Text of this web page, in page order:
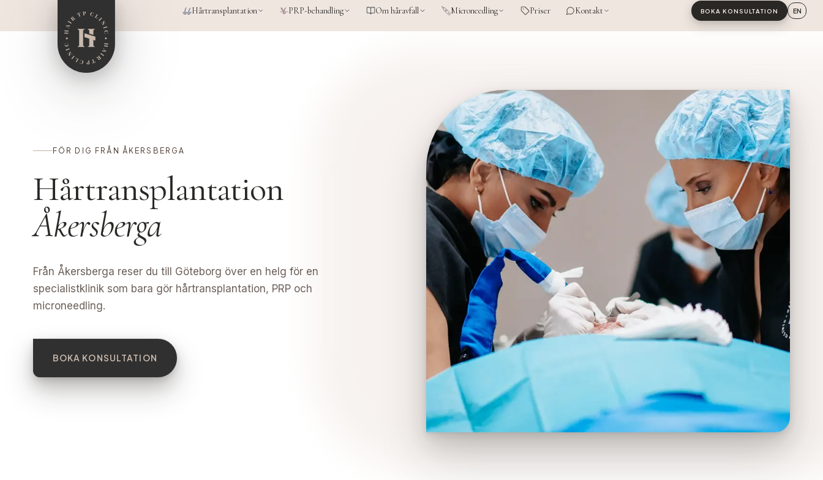
Hårtransplantation PRP-behandling Om håravfall Microneedling Priser Kontakt BOKA KONSULTATION EN
FÖR DIG FRÅN ÅKERSBERGA
Hårtransplantation
Åkersberga
Från Åkersberga reser du till Göteborg över en helg för en
specialistklinik som bara gör hårtransplantation, PRP och
microneedling.
BOKA KONSULTATION